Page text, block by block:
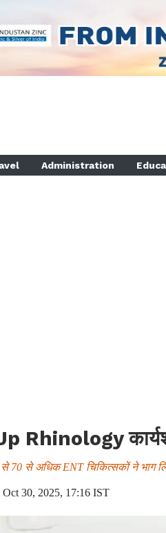
Administration
Rhinology
से 70 से अधिक ENT चिकित्सकों ने भाग
Oct 30, 2025, 17:16 IST